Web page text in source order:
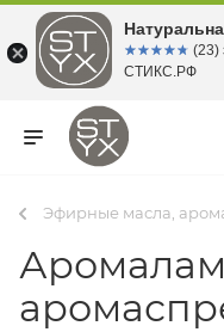
Эфирные масла,
☆☆☆☆☆
★★★★★ (23)
СТИКС.РФ